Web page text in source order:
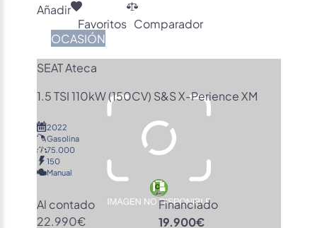
Añadir
Favoritos Comparador
OCASIÓN
SEAT Ateca
1.5 TSI 110kW (150CV) S&S X-Perience XM
2022
Gasolina
75.000
150
Manual
Al contado
22.990€
Financiado
19.900€